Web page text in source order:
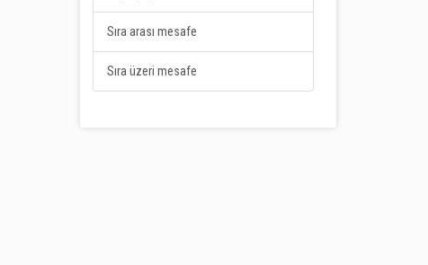
Sıra arası mesafe
Sıra üzeri mesafe